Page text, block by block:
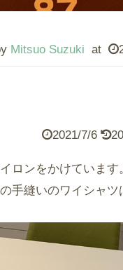
Mitsuo Suzuki at
2021/7/6
ロンをかけていま
手縫いのワイシャ